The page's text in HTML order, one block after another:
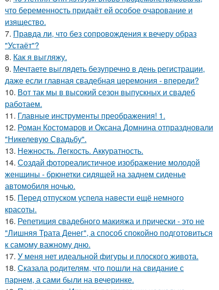
что беременность придаёт ей особое очарование и
изящество.
7. Правда ли, что без сопровождения к вечеру образ
"Устаёт"?
8. Как я выгляжу.
9. Мечтаете выглядеть безупречно в день регистрации,
даже если главная свадебная церемония - впереди?
10. Вот так мы в высокий сезон выпускных и свадеб
работаем.
11. Главные инструменты преображения! 1.
12. Роман Костомаров и Оксана Домнина отпраздновали
"Никелевую Свадьбу".
13. Нежность. Легкость. Аккуратность.
14. Создай фотореалистичное изображение молодой
женщины - брюнетки сидящей на заднем сиденье
автомобиля ночью.
15. Перед отпуском успела навести ещё немного
красоты.
16. Репетиция свадебного макияжа и прически - это не
"Лишняя Трата Денег", а способ спокойно подготовиться
к самому важному дню.
17. У меня нет идеальной фигуры и плоского живота.
18. Сказала родителям, что пошли на свидание с
парнем, а сами были на вечеринке.